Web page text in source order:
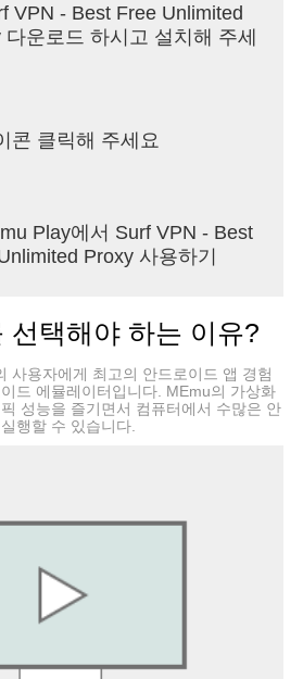
VPN - Best Free Unlimited
다운로드 하시고 설치해 주세
콘 클릭해 주세요
Play에서 Surf VPN - Best
Proxy 사용하기
선택해야 하는 이유?
사용자에게 최고의 안드로이드 앱 경험
드 에뮬레이터입니다. MEmu의 가상화
성능을 즐기면서 컴퓨터에서 수많은 안
행할 수 있습니다.